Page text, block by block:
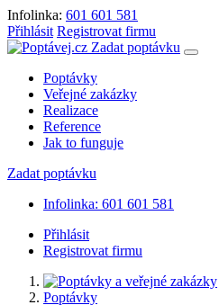
Infolinka: 601 601 581
Přihlásit Registrovat firmu
Zadat poptávku
Poptávky
Veřejné zakázky
Realizace
Reference
Jak to funguje
Zadat poptávku
Infolinka: 601 601 581
Přihlásit
Registrovat firmu
Poptávky